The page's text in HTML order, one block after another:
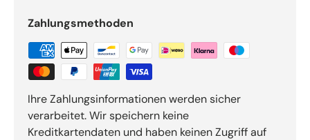
Zahlungsmethoden
Ihre Zahlungsinformationen werden sicher
verarbeitet. Wir speichern keine
Kreditkartendaten und haben keinen Zugriff auf